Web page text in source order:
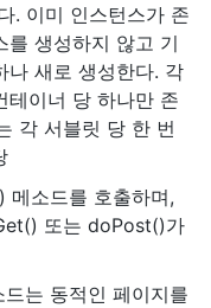
. 이미 인스턴스가 존
를 생성하지 않고 기
나 새로 생성한다. 각
테이너 당 하나만 존
각 서블릿 당 한 번
메소드를 호출하며,
또는 doPost()가
는 동적인 페이지를